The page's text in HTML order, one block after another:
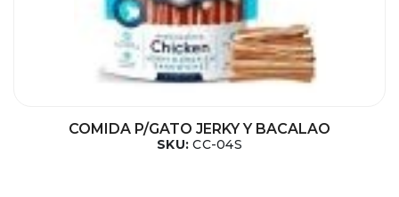
COMIDA P/GATO JERKY Y BACALAO
SKU:CC-04S